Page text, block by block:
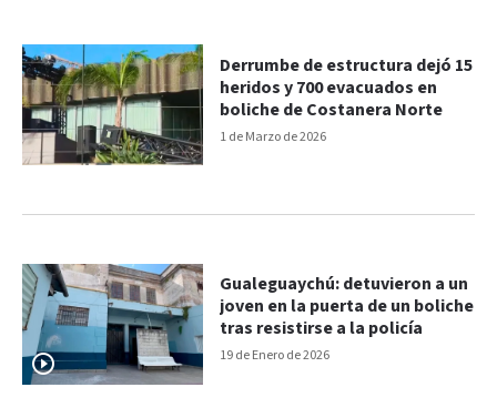
1 de Marzo de 2026
Derrumbe de estructura dejó 15
heridos y 700 evacuados en
boliche de Costanera Norte
19 de Enero de 2026
Gualeguaychú: detuvieron a un
joven en la puerta de un boliche
tras resistirse a la policía